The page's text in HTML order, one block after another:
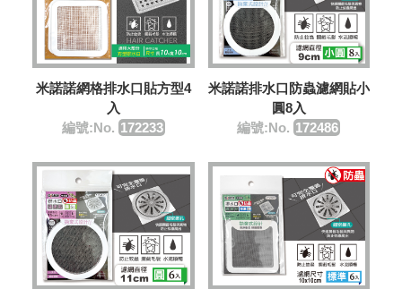
米諾諾網格排水口貼方型4
入
編號:No. 172233
米諾諾排水口防蟲濾網貼小
圓8入
編號:No. 172486